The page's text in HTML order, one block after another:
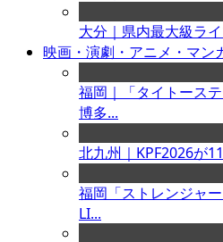
大分｜県内最大級ラ
映画・演劇・アニメ・マン
福岡｜「タイトース
博多...
北九州｜KPF2026が
福岡「ストレンジャ
LI...